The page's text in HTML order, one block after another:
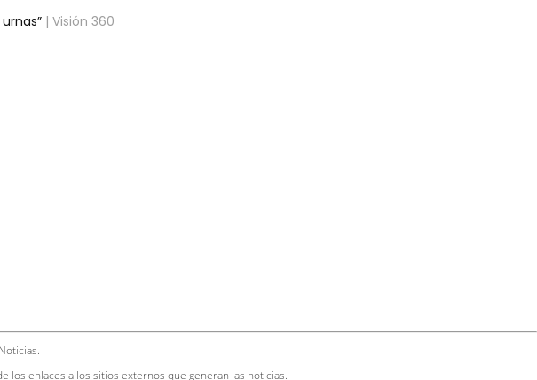
| Visión 360
los enlaces a los sitios externos que generan las noticias.